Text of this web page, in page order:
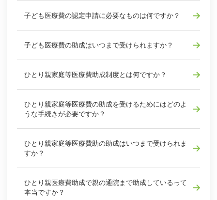
子ども医療費の認定申請に必要なものは何ですか？
子ども医療費の助成はいつまで受けられますか？
ひとり親家庭等医療費助成制度とは何ですか？
ひとり親家庭等医療費の助成を受けるためにはどのよ
うな手続きが必要ですか？
ひとり親家庭等医療費助の助成はいつまで受けられま
すか？
ひとり親医療費助成で親の通院まで助成しているって
本当ですか？